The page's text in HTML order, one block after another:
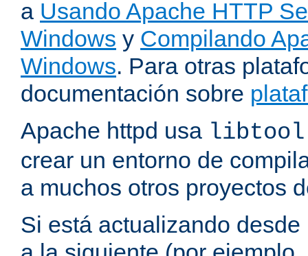
a Usando Apache HTTP
Windows y Compilando
Windows. Para otras
documentación sobre
Apache httpd usa libtool
crear un entorno de
a muchos otros proyectos
Si está actualizando